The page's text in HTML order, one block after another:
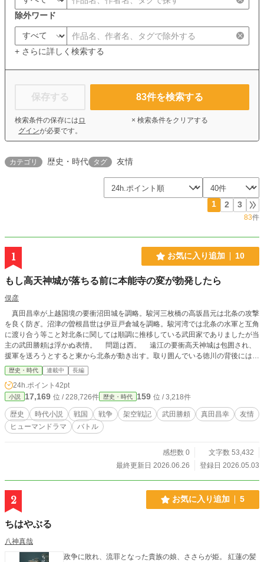
除外ワード
+ さらに詳しく検索する
保存する
検索条件の保存には ロ
グインが必要です。
83件を検索する
× 検索条件をクリアする
カテゴリ 歴史・時代 タグ 友情
1 2 3
83件
1 お気に入り追加 10
もし高天神城が落ちる前に本能寺の変が勃発したら
俣彦
真田昌幸が上越国境の要衝沼田城を調略。駿河三枚橋の高坂昌元は北条の攻撃
を良く防ぎ。沼津の曽根昌世は伊豆戸倉城を調略。駿河湾では北条の水軍と互角
に渡り合う等こと対北条に関しては順調に推移している武田家でありましたが当
主の武田勝頼は浮かぬ表情。 問題は西。 遠江の要衝高天神城は包囲され、
援軍を送ろうとすると東から北条が動き出す。取り囲んでいる徳川の背後には本
願寺との戦いを終え、大量の兵を送り込む準備が整った織田信長。このままでは
高天神を見捨てなければならない。 この大ピンチの状況で……本能寺の変が
勃発したら……。
歴史・時代 連載中 長編
24h.ポイント 42pt
小説 17,169 位 / 228,726件 歴史・時代 159 位 / 3,218件
歴史 時代小説 戦国 戦争 架空戦記 武田勝頼 真田昌幸
友情
ヒューマンドラマ
バトル
感想数 0
文字数 53,432
最終更新日 2026.06.26
登録日 2026.05.03
2 お気に入り追加 5
ちはやぶる
八神真哉
政争に敗れ、流罪となった貴族の娘、ささらが姫。 紅蓮の髪